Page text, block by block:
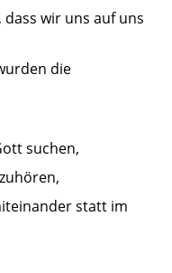
wir uns auf uns
die
suchen,
statt im